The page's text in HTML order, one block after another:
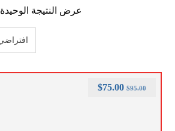
عرض النتيجة الوحيدة
$95.00
$75.00